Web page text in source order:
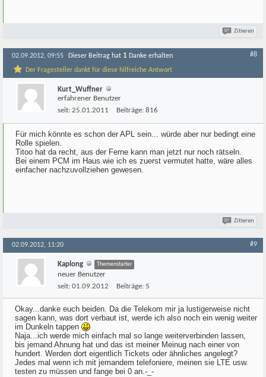
Zitieren
02.09.2012, 09:55 Dieser Beitrag hat 1 Danke erhalten
Der Fragesteller dankt für diese hilfreiche Antwort
#8
Kurt_Wuffner
erfahrener Benutzer
seit: 25.01.2011 Beiträge: 816
Für mich könnte es schon der APL sein... würde aber nur bedingt eine
Rolle spielen.
Titoo hat da recht, aus der Ferne kann man jetzt nur noch rätseln.
Bei einem PCM im Haus wie ich es zuerst vermutet hatte, wäre alles
einfacher nachzuvollziehen gewesen.
Zitieren
02.09.2012, 11:20 #9
Kaplong Themenstarter
neuer Benutzer
seit: 01.09.2012 Beiträge: 5
Okay...danke euch beiden. Da die Telekom mir ja lustigerweise nicht
sagen kann, was dort verbaut ist, werde ich also noch ein wenig weiter
im Dunkeln tappen
Naja...ich werde mich einfach mal so lange weiterverbinden lassen,
bis jemand Ahnung hat und das ist meiner Meinug nach einer von
hundert. Werden dort eigentlich Tickets oder ähnliches angelegt?
Jedes mal wenn ich mit jemandem telefoniere, meinen sie LTE usw.
testen zu müssen und fange bei 0 an.-_-